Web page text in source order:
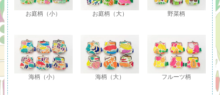
お庭柄（小） お庭柄（大） 野菜柄
海柄（小） 海柄（大） フルーツ柄